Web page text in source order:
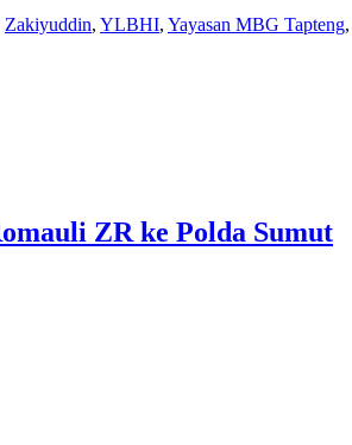
Zakiyuddin, YLBHI, Yayasan MBG Tapteng,
ZR ke Polda Sumut